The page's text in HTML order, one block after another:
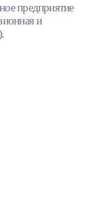
предприятие
и